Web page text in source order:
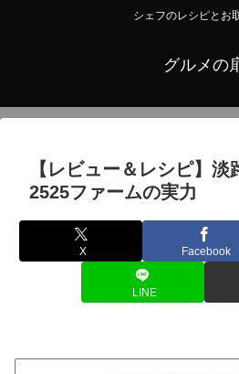
シェフのレシピとお
グルメの
【レビュー＆レシピ】淡
2525ファームの実力
X Facebook
LINE